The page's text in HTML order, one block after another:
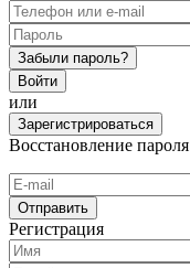
Забыли пароль?
Войти
или
Зарегистрироваться
Восстановление пароля
Отправить
Регистрация